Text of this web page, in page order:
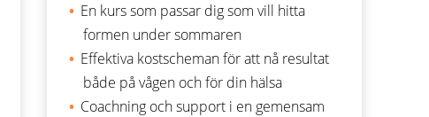
En kurs som passar dig som vill hitta
formen under sommaren
Effektiva kostscheman för att nå resultat
både på vågen och för din hälsa
Coachning och support i en gemensam